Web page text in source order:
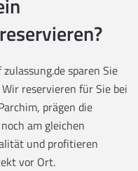
sparen Sie
reservieren für Sie bei
prägen die
am gleichen
und profitieren
vor Ort.